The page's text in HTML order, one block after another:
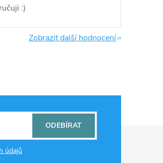
:)
Zobrazit další hodnocení
údajů
ODEBÍRAT